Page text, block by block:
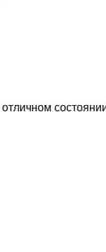
состоянии.